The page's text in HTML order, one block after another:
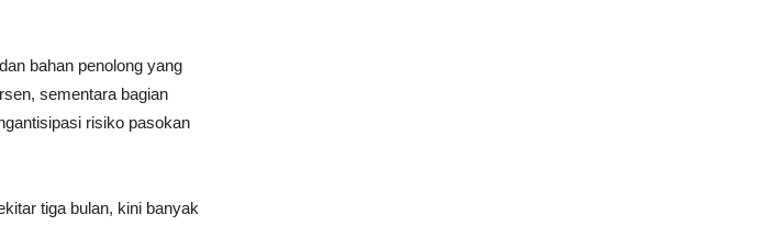
bahan penolong yang
sementara bagian
risiko pasokan
tiga bulan, kini banyak